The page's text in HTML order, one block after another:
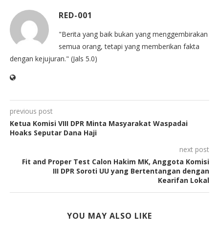
RED-001
"Berita yang baik bukan yang menggembirakan
semua orang, tetapi yang memberikan fakta
dengan kejujuran." (Jals 5.0)
previous post
Ketua Komisi VIII DPR Minta Masyarakat Waspadai
Hoaks Seputar Dana Haji
next post
Fit and Proper Test Calon Hakim MK, Anggota Komisi
III DPR Soroti UU yang Bertentangan dengan
Kearifan Lokal
YOU MAY ALSO LIKE